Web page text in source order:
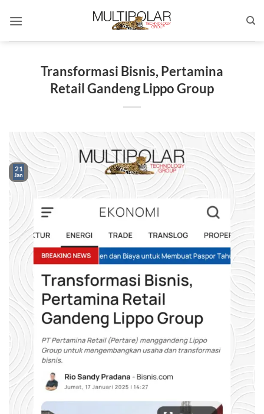
Transformasi Bisnis, Pertamina
Retail Gandeng Lippo Group
21
Jan